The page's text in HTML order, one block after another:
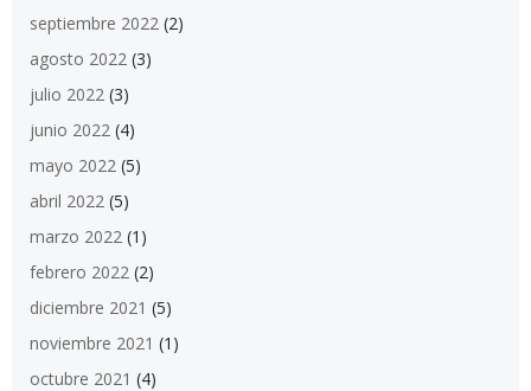
septiembre 2022 (2)
agosto 2022 (3)
julio 2022 (3)
junio 2022 (4)
mayo 2022 (5)
abril 2022 (5)
marzo 2022 (1)
febrero 2022 (2)
diciembre 2021 (5)
noviembre 2021 (1)
octubre 2021 (4)